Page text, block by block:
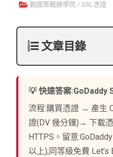
戰國策戰勝學院 /SSL憑證
文章目錄
💡 快速答案:GoDaddy
流程:購買憑證 → 產生
證(DV 幾分鐘)→ 下載
HTTPS。留意
以上),同等級免費